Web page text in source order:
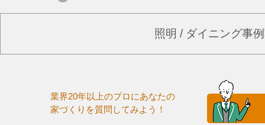
照明 / ダイニング事
業界20年以上のプロにあなたの
家づくりを質問してみよう！